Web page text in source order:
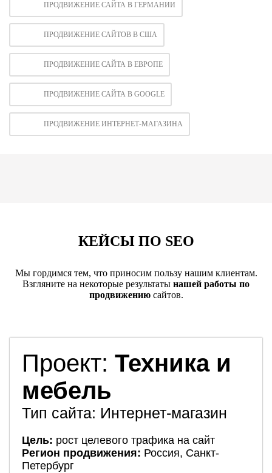
ПРОДВИЖЕНИЕ САЙТА В ГЕРМАНИИ
ПРОДВИЖЕНИЕ САЙТОВ В США
ПРОДВИЖЕНИЕ САЙТА В ЕВРОПЕ
ПРОДВИЖЕНИЕ САЙТА В GOOGLE
ПРОДВИЖЕНИЕ ИНТЕРНЕТ-МАГАЗИНА
КЕЙСЫ ПО SEO
Мы гордимся тем, что приносим пользу нашим клиентам.
Взгляните на некоторые результаты нашей работы по
продвижениюсайтов.
Проект: Техника и
мебель
Тип сайта: Интернет-магазин
Цель: рост целевого трафика на сайт
Регион продвижения: Россия, Санкт-
Петербург